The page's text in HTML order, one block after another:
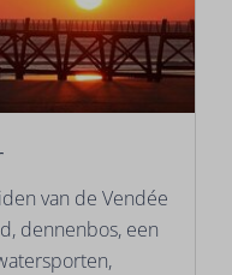
van de Vendée
dennenbos, een